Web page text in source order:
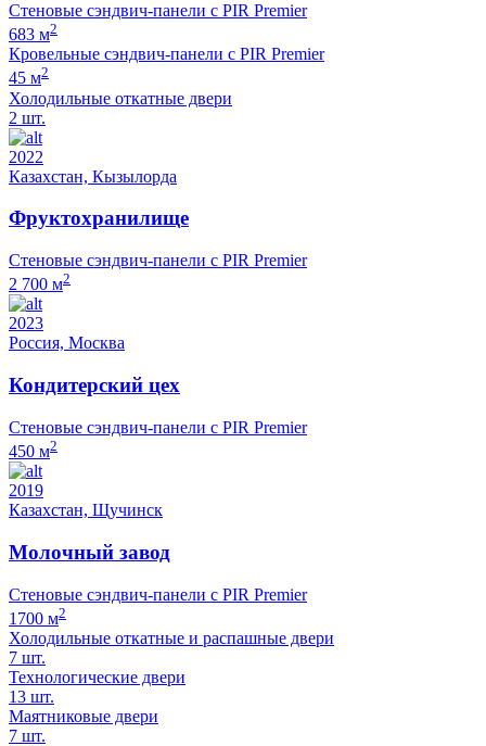
Стеновые сэндвич-панели с PIR Premier
683 м2
Кровельные сэндвич-панели с PIR Premier
45 м2
Холодильные откатные двери
2 шт.
2022
Казахстан, Кызылорда
Фруктохранилище
Стеновые сэндвич-панели с PIR Premier
2 700 м2
2023
Россия, Москва
Кондитерский цех
Стеновые сэндвич-панели с PIR Premier
450 м2
2019
Казахстан, Щучинск
Молочный завод
Стеновые сэндвич-панели с PIR Premier
1700 м2
Холодильные откатные и распашные двери
7 шт.
Технологические двери
13 шт.
Маятниковые двери
7 шт.